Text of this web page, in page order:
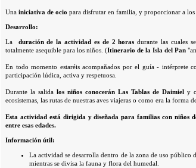
Una iniciativa de ocio para disfrutar en familia, y proporcionar a los
Desarrollo:
La duración de la actividad es de 2 horas durante las cuales
totalmente asequible para los niños. (Itinerario de la Isla del Pan
En todo momento estaréis acompañados por el guía - intérprete
participación lúdica, activa y respetuosa.
Durante la salida los niños conocerán Las Tablas de Daimiel y
ecosistemas, las rutas de nuestras aves viajeras o como era la forma
Esta actividad está dirigida y diseñada para familias con niños
entre esas edades.
Información útil:
La actividad se desarrolla dentro de la zona de uso público
mientras se divisa la fauna y flora del humedal.